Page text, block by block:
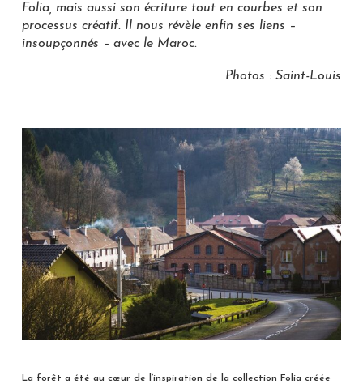
Folia, mais aussi son écriture tout en courbes et son
processus créatif. Il nous révèle enfin ses liens –
insoupçonnés – avec le Maroc.
Photos : Saint-Louis
La forêt a été au cœur de l’inspiration de la collection Folia créée